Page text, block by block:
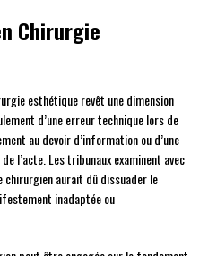
Chirurgie
esthétique revêt une dimension
d’une erreur technique lors de
au devoir d’information ou d’une
l’acte. Les tribunaux examinent avec
aurait dû dissuader le
inadaptée ou